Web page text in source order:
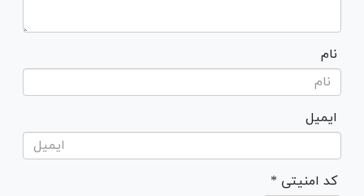
نام
ایمیل
* کد امنیتی